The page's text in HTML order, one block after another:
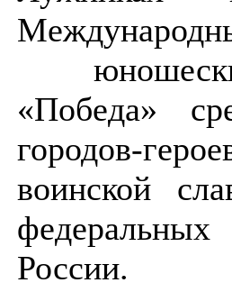
«Победа»
городов-
воинской
России.